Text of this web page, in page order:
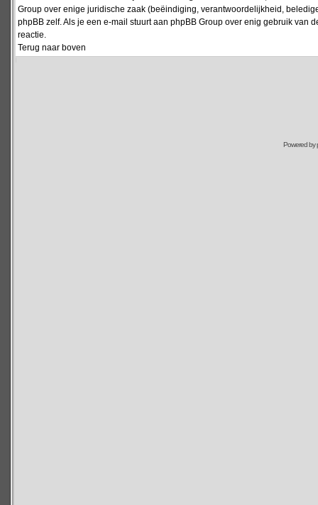
Group over enige juridische zaak (beëindiging, verantwoordelijkheid,
phpBB zelf. Als je een e-mail stuurt aan phpBB Group over enig gebruik
reactie.
Terug naar boven
Powered by